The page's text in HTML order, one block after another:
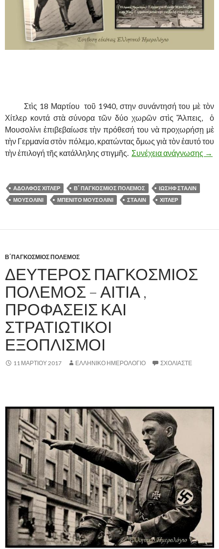
Στὶς 18 Μαρτίου τοῦ 1940, στην συνάντησή του μὲ τὸν
Χίτλερ κοντά στὰ σύνορα τῶν δύο χωρῶν στὶς Ἄλπεις, ὁ
Μουσολίνι ἐπιβεβαίωσε τὴν πρόθεσή του νὰ προχωρήσῃ μὲ
τὴν Γερμανία στὸν πόλεμο, κρατώντας ὅμως γιὰ τὸν ἑαυτό του
τὴν ἐπιλογή τῆς κατάλληλης στιγμῆς. Συνέχεια ανάγνωσης →
ΑΔΟΛΦΟΣ ΧΙΤΛΕΡ Β΄ ΠΑΓΚΟΣΜΙΟΣ ΠΟΛΕΜΟΣ
ΙΩΣΗΦ ΣΤΑΛΙΝ
ΜΟΥΣΟΛΙΝΙ
ΜΠΕΝΙΤΟ ΜΟΥΣΟΛΙΝΙ ΣΤΑΛΙΝ ΧΙΤΛΕΡ
Β΄ΠΑΓΚΟΣΜΙΟΣ ΠΟΛΕΜΟΣ
ΔΕΥΤΕΡΟΣ ΠΑΓΚΟΣΜΙΟΣ
ΠΟΛΕΜΟΣ – ΑΙΤΙΑ ,
ΠΡΟΦΑΣΕΙΣ ΚΑΙ
ΣΤΡΑΤΙΩΤΙΚΟΙ
ΕΞΟΠΛΙΣΜΟΙ
11 ΜΑΡΤΊΟΥ 2017 ΕΛΛΗΝΙΚΟ ΗΜΕΡΟΛΟΓΙΟ ΣΧΟΛΙΆΣΤΕ